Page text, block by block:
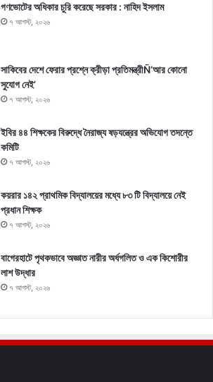
গণভোটের অধিকার চুরি করেছে সরকার : নাহিদ ইসলাম
৭ আগস্ট, ২০২৬
সাকিবের দেশে ফেরার প্রশ্নে ক্রীড়া প্রতিমন্ত্রীÑ‘আর কোনো
সুযোগ নেই’
৭ আগস্ট, ২০২৬
ইবির ৪৪ শিক্ষকের বিরুদ্ধে নৈরাজ্য ষড়যন্ত্রের অভিযোগ তদন্তে
কমিটি
৭ আগস্ট, ২০২৬
কয়রার ১৪২ প্রাথমিক বিদ্যালয়ের মধ্যে ৮৩ টি বিদ্যালয়ে নেই
প্রধান শিক্ষক
৭ আগস্ট, ২০২৬
বাগেরহাটে পৃথকভাবে অজ্ঞাত নারীর অর্ধগলিত ও এক কিশোরীর
লাশ উদ্ধার
৭ আগস্ট, ২০২৬